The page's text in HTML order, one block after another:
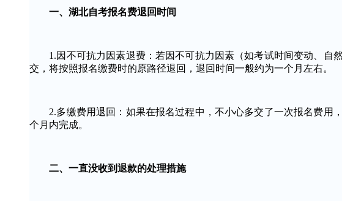
一、湖北自考报名费退回时间
1.因不可抗力因素退费：若因不可抗力因素（如考试时间变动、自
交，将按照报名缴费时的原路径退回，退回时间一般约为一个月左右。
2.多缴费用退回：如果在报名过程中，不小心多交了一次报名费用
个月内完成。
二、一直没收到退款的处理措施